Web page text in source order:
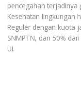
pencegahan terjadinya
Kesehatan lingkungan
Reguler dengan kuota
SNMPTN, dan 50%
UI.